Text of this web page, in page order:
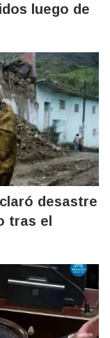
luego de
desastre
tras el